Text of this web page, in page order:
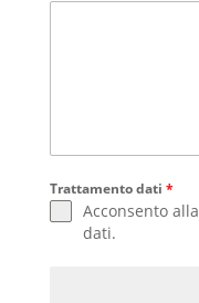
Trattamento dati *
Acconsento alla
dati.